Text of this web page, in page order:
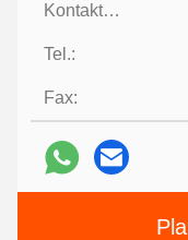
Kontaktpersonen:
Tel.:
Fax: